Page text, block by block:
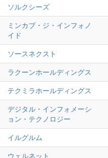
ソルクシーズ
ミンカブ・ジ・インフォノ
イド
ソースネクスト
ラクーンホールディングス
テクミラホールディングス
デジタル・インフォメーシ
ョン・テクノロジー
イルグルム
ウェルネット